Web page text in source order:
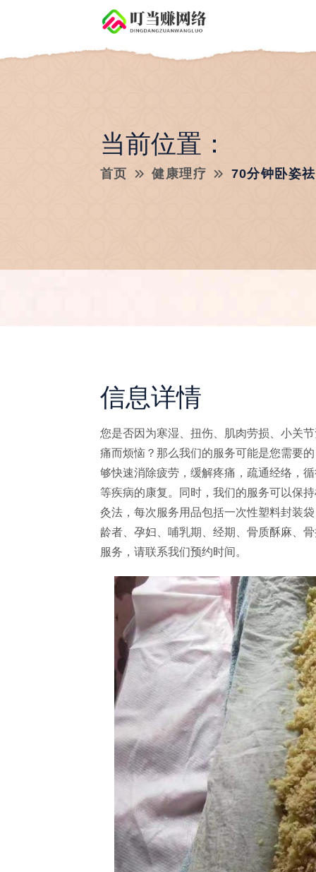
当前位置：
首页 健康理疗 70分钟卧姿
信息详情
您是否因为寒湿、扭伤、肌肉劳损、小关
痛而烦恼？那么我们的服务可能是您需要
够快速消除疲劳，缓解疼痛，疏通经络，
等疾病的康复。同时，我们的服务可以保
灸法，每次服务用品包括一次性塑料封装
龄者、孕妇、哺乳期、经期、骨质酥麻、
服务，请联系我们预约时间。